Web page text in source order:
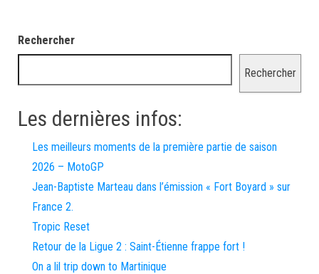
Rechercher
Rechercher
Les dernières infos:
Les meilleurs moments de la première partie de saison
2026 – MotoGP
Jean-Baptiste Marteau dans l’émission « Fort Boyard » sur
France 2.
Tropic Reset
Retour de la Ligue 2 : Saint-Étienne frappe fort !
On a lil trip down to Martinique